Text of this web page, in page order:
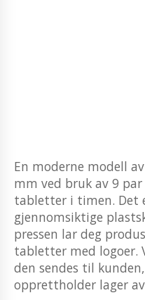
En moderne modell
mm ved bruk av 9
tabletter i timen. Det
gjennomsiktige
pressen lar deg
tabletter med logoer.
den sendes til
opprettholder lager